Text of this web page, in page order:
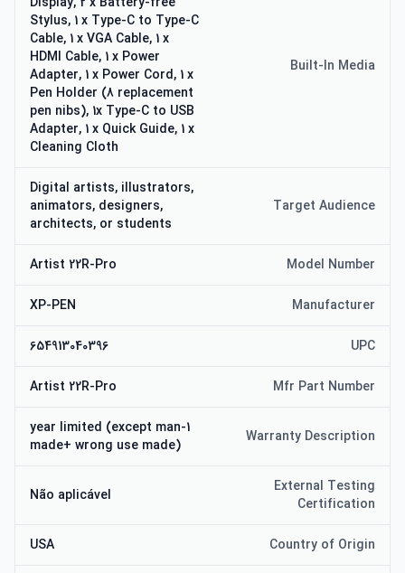
XP-Pen Artist 22R Pro از Windows10/8/7، Mac OS X10.10 و
بالاتر پشتیبانی می کند. سازگار با نرم افزارهای محبوب هنر دیجیتال
مانند Adobe، Photoshop، Illustrator، SAI، CDR، GIMP،
Krita، Medibang، Fire Alpaca، Blender 3D و غیره. XP-Pen
یک ضمانت یک ساله [گارانتی فقط در شرایطی که آسیب توسط
برای همه تبلت ها/نمایشگرهای قلم ما ارائه می دهد. [یادآوری گرم:
نمایشگر قلم طراحی Artist22R Pro باید با رایانه استفاده شود]
Built-In Media
Stylus, 1 x Type-C to Type-C
Cable, 1 x VGA Cable, 1 x
HDMI Cable, 1 x Power
Adapter, 1 x Power Cord, 1 x
Pen Holder (8 replacement
pen nibs), 1x Type-C to USB
Adapter, 1 x Quick Guide, 1 x
Cleaning Cloth
Target Audience
Digital artists, illustrators,
animators, designers,
architects, or students
Model Number
Artist 22R-Pro
Manufacturer
XP-PEN
UPC
654913040396
Mfr Part Number
Artist 22R-Pro
Warranty Description
1-year limited (except man
made+ wrong use made)
External Testing
Certification
Não aplicável
Country of Origin
USA